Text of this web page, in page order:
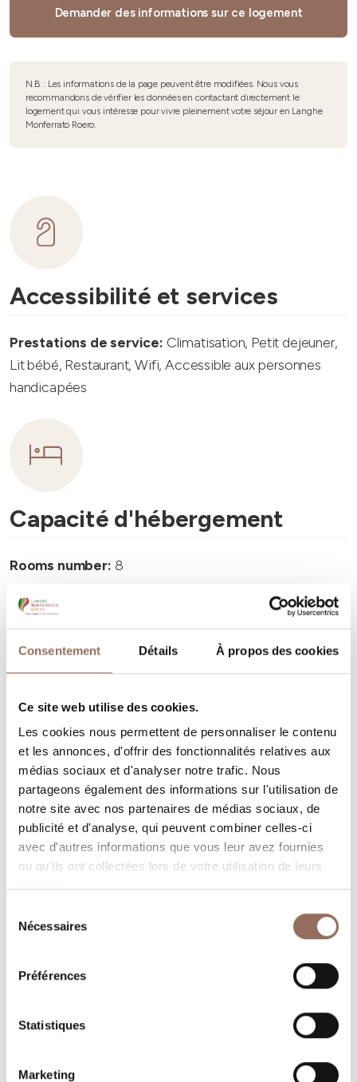
Consentement Détails À propos des cookies
Ce site web utilise des cookies.
Les cookies nous permettent de personnaliser le contenu
et les annonces, d'offrir des fonctionnalités relatives aux
médias sociaux et d'analyser notre trafic. Nous
partageons également des informations sur l'utilisation de
notre site avec nos partenaires de médias sociaux, de
publicité et d'analyse, qui peuvent combiner celles-ci
avec d'autres informations que vous leur avez fournies
ou qu'ils ont collectées lors de votre utilisation de leurs
Nécessaires
Préférences
Statistiques
Marketing
Demander des informations sur ce logement
N.B. : Les informations de la page peuvent être modifiées. Nous vous
recommandons de vérifier les données en contactant directement le
logement qui vous intéresse pour vivre pleinement votre séjour en Langhe
Monferrato Roero.
Accessibilité et services
Prestations de service: Climatisation, Petit dejeuner,
Lit bébé, Restaurant, Wifi, Accessible aux personnes
handicapées
Capacité d'hébergement
Rooms number: 8
Beds number:
Vos vacances
Programmez où dormir, où manger, quoi faire et visiter
dans chaque coin de Langhe Monferrato Roero, tout en
gardant un œil sur la météo en temps réel
Où manger